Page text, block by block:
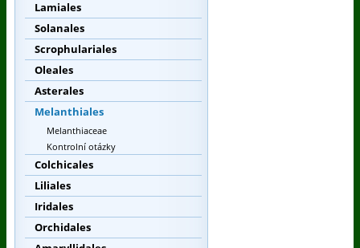
Lamiales
Solanales
Scrophulariales
Oleales
Asterales
Melanthiales
Melanthiaceae
Kontrolní otázky
Colchicales
Liliales
Iridales
Orchidales